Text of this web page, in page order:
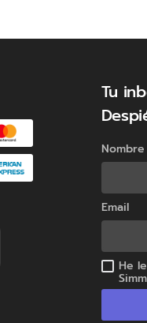
Tu
Nombre
Email
He